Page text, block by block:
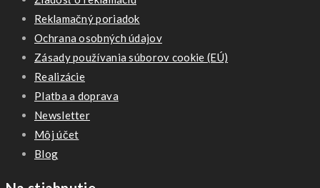
Reklamačný poriadok
Ochrana osobných údajov
Zásady používania súborov cookie (EÚ)
Realizácie
Platba a doprava
Newsletter
Môj účet
Blog